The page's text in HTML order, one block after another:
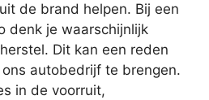
de brand helpen. Bij een
denk je waarschijnlijk
Dit kan een reden
autobedrijf te brengen.
in de voorruit,